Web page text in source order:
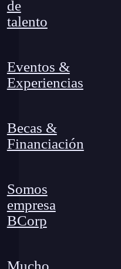
de
talento
Eventos &
Experiencias
Becas &
Financiación
Somos
empresa
BCorp
Mucho